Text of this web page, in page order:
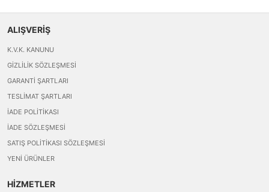
ALIŞVERİŞ
K.V.K. KANUNU
GIZLILIK SÖZLEŞMESI
GARANTI ŞARTLARI
TESLIMAT ŞARTLARI
İADE POLITIKASI
İADE SÖZLEŞMESI
SATIŞ POLITIKASI SÖZLEŞMESI
YENI ÜRÜNLER
HİZMETLER